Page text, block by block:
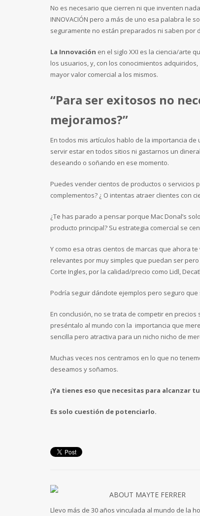
No es necesario que cierren ni que inventen
INNOVACIÓN pero a más de uno esa palabra
seguramente no están preparados ni saben por
La Innovación en el siglo XXI es la ciencia/arte
los usuarios, y, con los conocimientos
mayor valor comercial a los mismos.
“Para ser exitosos no
mejoramos?”
En todos mis artículos hablo de la importancia
servir estar en todos sitios ni gastarnos un
deseando o soñando en ese momento.
Puedes vender cientos de productos o servicios
complementos? ¿ O intentas atraer clientes con
¿Te has parado a pensar porque Mac Donal’s
producto principal? Su estrategia comercial se
Y como esa otras cientos de marcas que ahora
relevantes por muy simples que puedan ser
Corte Ingles, por la calidad/precio como Lidl,
Podría seguir dándote ejemplos pero seguro
En conclusión, no se trata de competir en
preséntalo al mundo con la importancia que
sencilla pero atractiva para un nicho nicho de
Muchas veces nos centramos en lo que no
deseamos y soñamos.
¡Ya tienes eso que necesitas para alcanzar
Es solo cuestión de potenciarlo.
ABOUT MAYTE FERRER
Llevo más de 30 años vinculada al mundo de la